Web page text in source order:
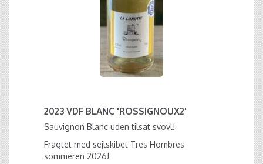
2023 VDF BLANC 'ROSSIGNOUX2'
Sauvignon Blanc uden tilsat svovl!
Fragtet med sejlskibet Tres Hombres
sommeren 2026!